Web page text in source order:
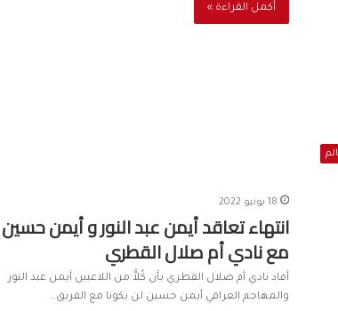
أكمل القراءة »
18 يونيو 2022
انتهاء تعاقد أيمن عبد النور و أيمن حسين
مع نادي أم صلال القطري
أفاد نادي أم صلال القطري بأن كُلاًّ من اللاعبين أيمن عبد النور
والمهاجم العراقي أيمن حسين لن يكونا مع الفريق…